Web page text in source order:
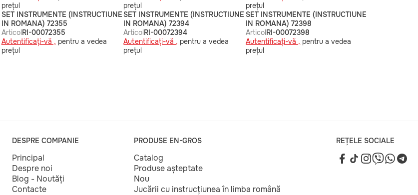
prețul
prețul
prețul
SET INSTRUMENTE (INSTRUCTIUNE
IN ROMANA) 72355
ArticolRI-00072355
Autentificați-vă , pentru a vedea
prețul
SET INSTRUMENTE (INSTRUCTIUNE
IN ROMANA) 72394
ArticolRI-00072394
Autentificați-vă , pentru a vedea
prețul
SET INSTRUMENTE (INSTRUCTIUNE
IN ROMANA) 72398
ArticolRI-00072398
Autentificați-vă , pentru a vedea
prețul
DESPRE COMPANIE
Principal
Despre noi
Blog - Noutăți
Contacte
PRODUSE EN-GROS
Catalog
Produse așteptate
Nou
Jucării cu instrucțiunea în limba română
REȚELE SOCIALE